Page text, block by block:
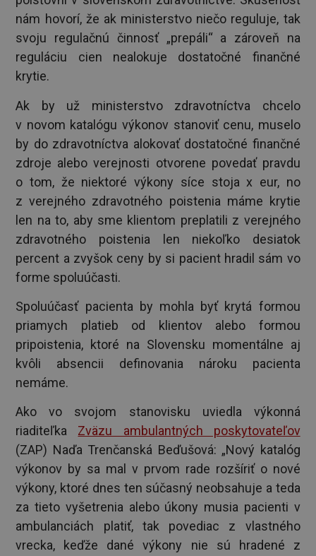
nám hovorí, že ak ministerstvo niečo reguluje, tak
svoju regulačnú činnosť „prepáli“ a zároveň na
reguláciu cien nealokuje dostatočné finančné
krytie.
Ak by už ministerstvo zdravotníctva chcelo
v novom katalógu výkonov stanoviť cenu, muselo
by do zdravotníctva alokovať dostatočné finančné
zdroje alebo verejnosti otvorene povedať pravdu
o tom, že niektoré výkony síce stoja x eur, no
z verejného zdravotného poistenia máme krytie
len na to, aby sme klientom preplatili z verejného
zdravotného poistenia len niekoľko desiatok
percent a zvyšok ceny by si pacient hradil sám vo
forme spoluúčasti.
Spoluúčasť pacienta by mohla byť krytá formou
priamych platieb od klientov alebo formou
pripoistenia, ktoré na Slovensku momentálne aj
kvôli absencii definovania nároku pacienta
nemáme.
Ako vo svojom stanovisku uviedla výkonná
riaditeľka Zväzu ambulantných poskytovateľov
(ZAP) Naďa Trenčanská Beďušová: „Nový katalóg
výkonov by sa mal v prvom rade rozšíriť o nové
výkony, ktoré dnes ten súčasný neobsahuje a teda
za tieto vyšetrenia alebo úkony musia pacienti v
ambulanciách platiť, tak povediac z vlastného
vrecka, keďže dané výkony nie sú hradené z